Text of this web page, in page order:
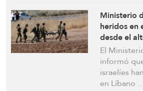
Ministerio
heridos en
desde el
El
informó
israelíes
en Líbano